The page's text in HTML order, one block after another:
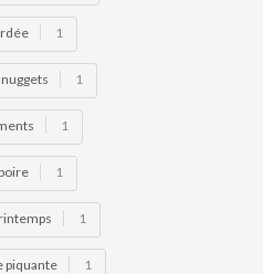
1
nuggets 1
1
poire 1
1
piquante 1